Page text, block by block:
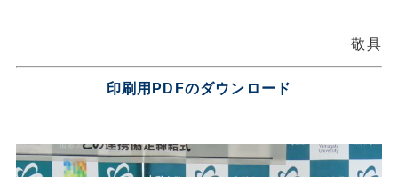
敬具
印刷用PDFのダウンロード